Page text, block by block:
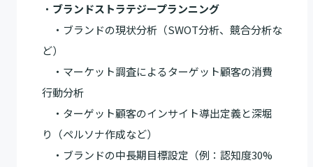
・ ブランドストラテジープランニング
・ブランドの現状分析（SWOT分析、競合分析な
ど）
・マーケット調査によるターゲット顧客の消費
行動分析
・ターゲット顧客のインサイト導出定義と深堀
り（ペルソナ作成など）
・ブランドの中長期目標設定（例：認知度30%